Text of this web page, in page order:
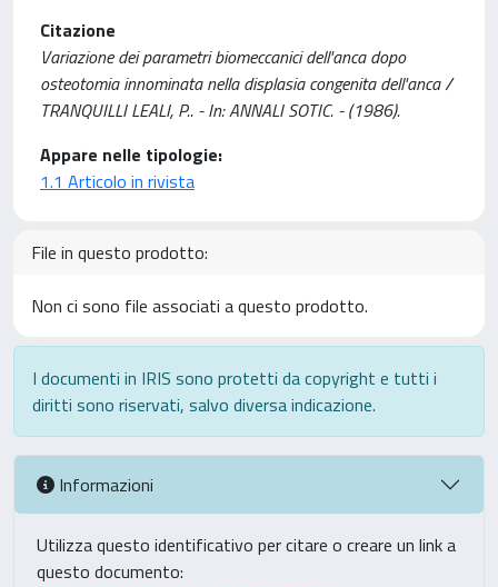
Citazione
Variazione dei parametri biomeccanici dell'anca dopo
osteotomia innominata nella displasia congenita dell'anca /
TRANQUILLI LEALI, P.. - In: ANNALI SOTIC. - (1986).
Appare nelle tipologie:
1.1 Articolo in rivista
File in questo prodotto:
Non ci sono file associati a questo prodotto.
I documenti in IRIS sono protetti da copyright e tutti i
diritti sono riservati, salvo diversa indicazione.
Informazioni
Utilizza questo identificativo per citare o creare un link a
questo documento: